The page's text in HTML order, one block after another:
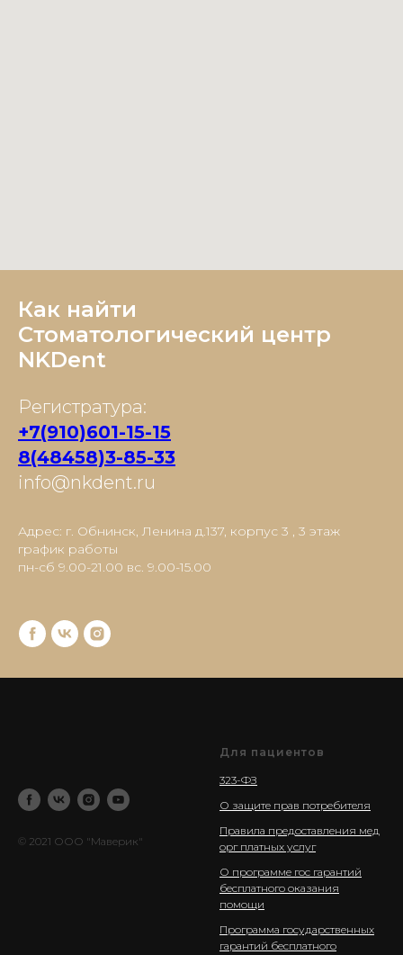
Как найти
Стоматологический центр
NKDent
Регистратура:
+7(910)601-15-15
8(48458)3-85-33
info@nkdent.ru
Адрес: г. Обнинск, Ленина д.137, корпус 3 , 3 этаж
график работы
пн-сб 9.00-21.00 вс. 9.00-15.00
© 2021 ООО "Маверик"
Для пациентов
323-ФЗ
О защите прав потребителя
Правила предоставления мед
орг платных услуг
О программе гос гарантий
бесплатного оказания
помощи
Программа государственных
гарантий бесплатного